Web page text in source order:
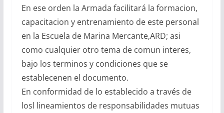
En ese orden la Armada facilitará la formacion,
capacitacion y entrenamiento de este personal
en la Escuela de Marina Mercante,ARD; asi
como cualquier otro tema de comun interes,
bajo los terminos y condiciones que se
establecenen el documento.
En conformidad de lo establecido a través de
losl lineamientos de responsabilidades mutuas